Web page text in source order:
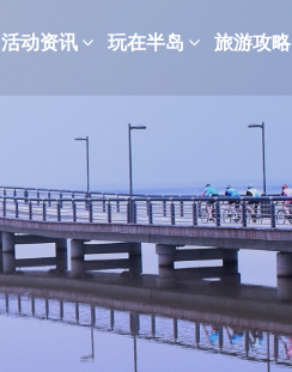
活动资讯 玩在半岛 旅游攻略